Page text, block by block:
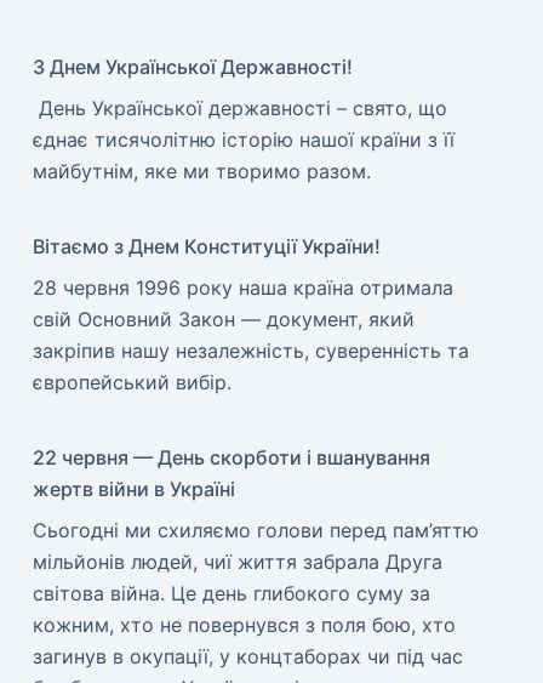
З Днем Української Державності!
​ День Української державності – свято, що
єднає тисячолітню історію нашої країни з її
майбутнім, яке ми творимо разом.
Вітаємо з Днем Конституції України!
​28 червня 1996 року наша країна отримала
свій Основний Закон — документ, який
закріпив нашу незалежність, суверенність та
європейський вибір.
22 червня — День скорботи і вшанування
жертв війни в Україні
​Сьогодні ми схиляємо голови перед пам’яттю
мільйонів людей, чиї життя забрала Друга
світова війна. Це день глибокого суму за
кожним, хто не повернувся з поля бою, хто
загинув в окупації, у концтаборах чи під час